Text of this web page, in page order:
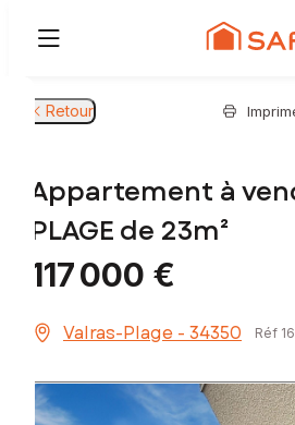
Retour
Appartement à
PLAGE de 23m²
117 000 €
Valras-Plage - 34350 Réf